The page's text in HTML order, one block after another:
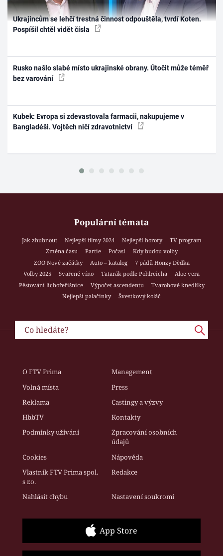
Ukrajincům se lehčí trestná činnost odpouštěla, tvrdí Koten.
Pospíšil chtěl vidět čísla
Rusko našlo slabé místo ukrajinské obrany. Útočit může téměř
bez varování
Kubek: Evropa si zdevastovala farmacii, nakupujeme v
Bangladéši. Vojtěch ničí zdravotnictví
Populární témata
Jak zhubnout Nejlepší filmy 2024 Nejlepší horory
TV program
Změna času
Partie Počasí
Kdy budou volby
ZOO Nové začátky
Auto – katalog
7 pádů Honzy Dědka
Volby 2025
Svařené víno Tatarák podle Pohlreicha
Aloe vera
Pěstování lichořeřišnice
Výpočet ascendentu
Tvarohové knedlíky
Nejlepší palačinky
Švestkový koláč
O FTV Prima
Management
Volná místa
Press
Reklama
Castingy a výzvy
HbbTV
Kontakty
Podmínky užívání
Zpracování osobních
údajů
Cookies
Nápověda
Vlastník FTV Prima spol.
s r.o.
Redakce
Nahlásit chybu Nastavení soukromí
App Store